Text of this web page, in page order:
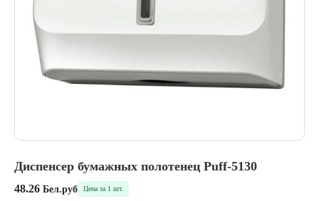
Диспенсер бумажных полотенец Puff-5130
48.26 Бел.руб Цена за 1 шт.